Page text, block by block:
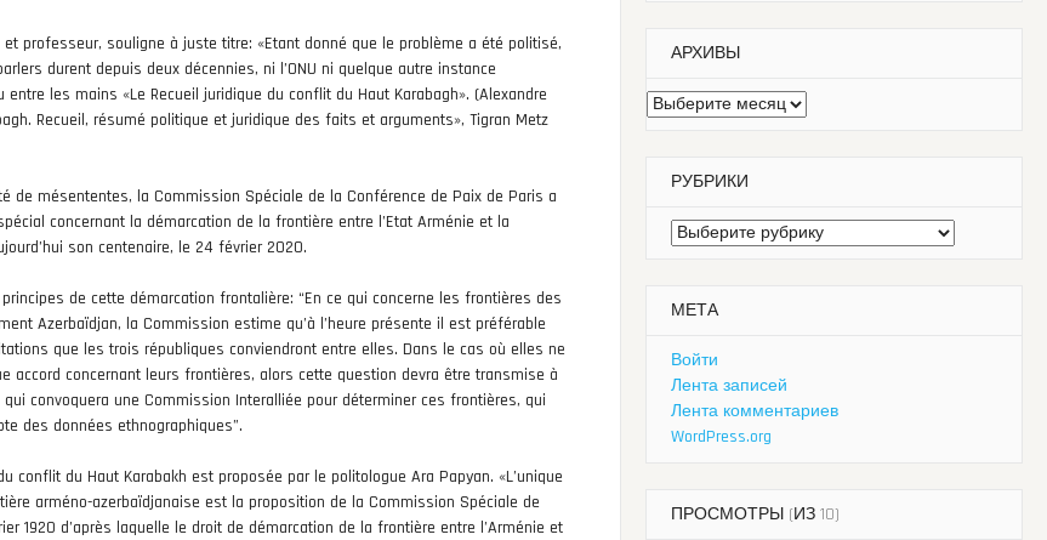
professeur, souligne à juste titre: «Etant donné que le problème a été politisé,
durent depuis deux décennies, ni l’ONU ni quelque autre instance
entre les mains «Le Recueil juridique du conflit du Haut Karabagh». (Alexandre
Recueil, résumé politique et juridique des faits et arguments», Tigran Metz
de mésententes, la Commission Spéciale de la Conférence de Paix de Paris a
concernant la démarcation de la frontière entre l’Etat Arménie et la
son centenaire, le 24 février 2020.
de cette démarcation frontalière: “En ce qui concerne les frontières des
Azerbaïdjan, la Commission estime qu’à l’heure présente il est préférable
que les trois républiques conviendront entre elles. Dans le cas où elles ne
accord concernant leurs frontières, alors cette question devra être transmise à
convoquera une Commission Interalliée pour déterminer ces frontières, qui
des données ethnographiques”.
conflit du Haut Karabakh est proposée par le politologue Ara Papyan. «L’unique
arméno-azerbaïdjanaise est la proposition de la Commission Spéciale de
1920 d’après laquelle le droit de démarcation de la frontière entre l’Arménie et
АРХИВЫ
Архивы
РУБРИКИ
Рубрики
МЕТА
Войти
Лента записей
Лента комментариев
WordPress.org
ПРОСМОТРЫ (ИЗ 10)